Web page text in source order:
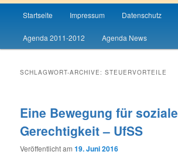
Zum
Inhalt
Zum
sekundären
Startseite Impressum Datenschutz
Agenda 2011-2012 Agenda News
SCHLAGWORT-ARCHIVE:STEUERVORTEILE
Eine Bewegung für soziale
Gerechtigkeit – UfSS
Veröffentlicht am19. Juni 2016